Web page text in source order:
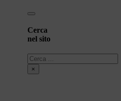
Cerca
nel sito
Cerca
×